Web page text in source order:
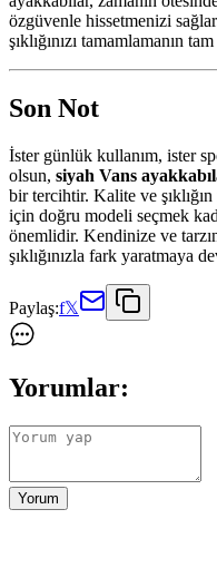
özgüvenle hissetmenizi
şıklığınızı tamamlamanın
Son Not
İster günlük kullanım, ister
olsun, siyah Vans
bir tercihtir. Kalite ve
için doğru modeli seçmek
önemlidir. Kendinize ve
şıklığınızla fark yaratmaya
Paylaş:f𝕏
Yorumlar:
Yorum